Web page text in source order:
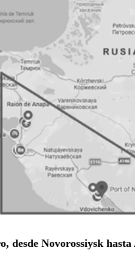
desde Novorossiysk